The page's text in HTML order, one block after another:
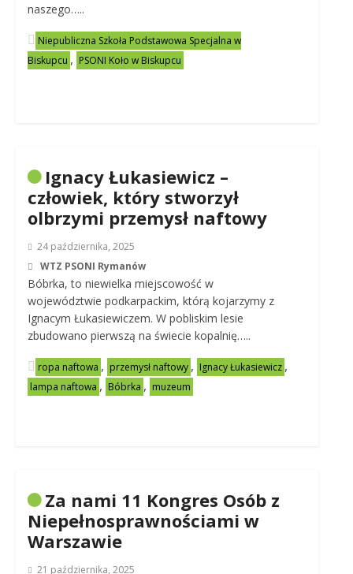
naszego…..
Niepubliczna Szkoła Podstawowa Specjalna w
Biskupcu , PSONI Koło w Biskupcu
Ignacy Łukasiewicz –
człowiek, który stworzył
olbrzymi przemysł naftowy
24 października, 2025
WTZ PSONI Rymanów
Bóbrka, to niewielka miejscowość w
województwie podkarpackim, którą kojarzymy z
Ignacym Łukasiewiczem. W pobliskim lesie
zbudowano pierwszą na świecie kopalnię…..
ropa naftowa , przemysł naftowy , Ignacy Łukasiewicz ,
lampa naftowa , Bóbrka , muzeum
Za nami 11 Kongres Osób z
Niepełnosprawnościami w
Warszawie
21 października, 2025